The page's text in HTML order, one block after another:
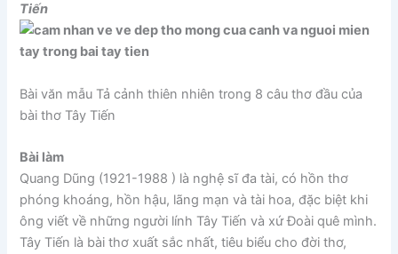
Tiến
Bài văn mẫu Tả cảnh thiên nhiên trong 8 câu thơ đầu của
bài thơ Tây Tiến
Bài làm
Quang Dũng (1921-1988 ) là nghệ sĩ đa tài, có hồn thơ
phóng khoáng, hồn hậu, lãng mạn và tài hoa, đặc biệt khi
ông viết về những người lính Tây Tiến và xứ Đoài quê mình.
Tây Tiến là bài thơ xuất sắc nhất, tiêu biểu cho đời thơ,